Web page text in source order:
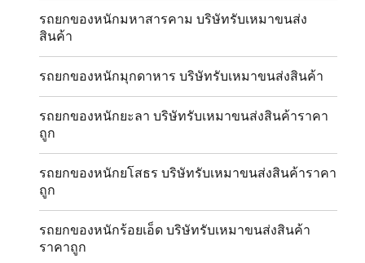
รถยกของหนักมหาสารคาม บริษัทรับเหมาขนส่ง
สินค้า
รถยกของหนักมุกดาหาร บริษัทรับเหมาขนส่งสินค้า
รถยกของหนักยะลา บริษัทรับเหมาขนส่งสินค้าราคา
ถูก
รถยกของหนักยโสธร บริษัทรับเหมาขนส่งสินค้าราคา
ถูก
รถยกของหนักร้อยเอ็ด บริษัทรับเหมาขนส่งสินค้า
ราคาถูก